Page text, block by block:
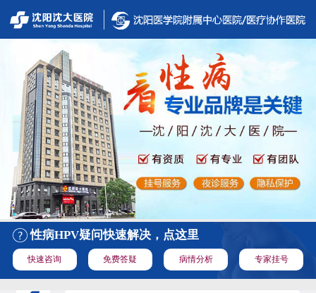
性病HPV疑问快速解决，点这里
快速咨询 免费答疑 病情分析 专家挂号